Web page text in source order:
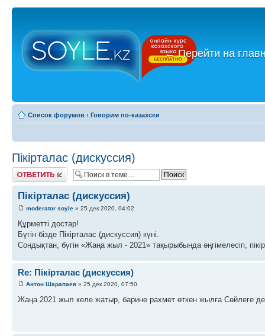
←Перейти на
Список форумов ‹ Говорим по-казахски
Пікірталас (дискуссия)
Ответить
Пікірталас (дискуссия)
moderator soyle » 25 дек 2020, 04:02
Құрметті достар!
Бүгін бізде Пікірталас (дискуссия) күні.
Сондықтан, бүгін «Жаңа жыл - 2021» тақырыбында әңгімелесіп,
Re: Пікірталас (дискуссия)
Антон Шарапаев » 25 дек 2020, 07:50
Жаңа 2021 жыл келе жатыр, барине рахмет өткен жылға Сөйлеге де